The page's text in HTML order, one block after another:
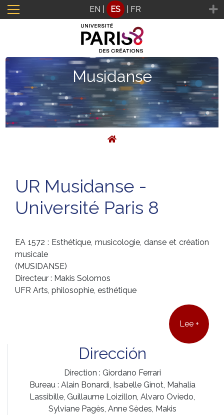
Panel de gestión de cookies
EN ES | FR
Musidanse
UR Musidanse -
Université Paris 8
EA 1572 : Esthétique, musicologie, danse et création
musicale
(MUSIDANSE)
Directeur : Makis Solomos
UFR Arts, philosophie, esthétique
Lee +
Dirección
Direction : Giordano Ferrari
Bureau : Alain Bonardi, Isabelle Ginot, Mahalia
Lassibille, Guillaume Loizillon, Alvaro Oviedo,
Sylviane Pagès, Anne Sèdes, Makis